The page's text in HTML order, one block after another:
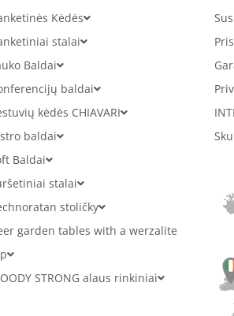
Kėdės
stalai
Baldai
baldai
kėdės CHIAVARI
baldai
Baldai
stalai
stoličky
garden tables with a werzalite
STRONG alaus rinkiniai